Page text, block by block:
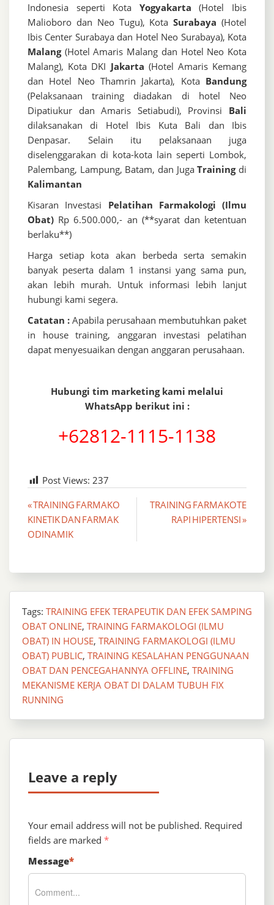
Indonesia seperti Kota Yogyakarta (Hotel Ibis
Malioboro dan Neo Tugu), KotaSurabaya (Hotel
Ibis Center Surabaya dan Hotel Neo Surabaya), Kota
Malang(Hotel Amaris Malang dan Hotel Neo Kota
Malang), Kota DKI Jakarta (Hotel Amaris Kemang
dan Hotel Neo Thamrin Jakarta), Kota Bandung
(Pelaksanaan training diadakan di hotel Neo
Dipatiukur dan Amaris Setiabudi), Provinsi Bali
dilaksanakan di Hotel Ibis Kuta Bali dan Ibis
Denpasar. Selain itu pelaksanaan juga
diselenggarakan di kota-kota lain seperti Lombok,
Palembang, Lampung, Batam, dan JugaTrainingdi
Kalimantan
Kisaran Investasi Pelatihan Farmakologi (Ilmu
Obat) Rp 6.500.000,- an (**syarat dan ketentuan
berlaku**)
Harga setiap kota akan berbeda serta semakin
banyak peserta dalam 1 instansi yang sama pun,
akan lebih murah. Untuk informasi lebih lanjut
hubungi kami segera.
Catatan : Apabila perusahaan membutuhkan paket
in house training, anggaran investasi pelatihan
dapat menyesuaikan dengan anggaran perusahaan.
Hubungi tim marketing kami melalui
WhatsApp berikut ini :
+62812-1115-1138
Post Views: 237
Post
navigation
« TRAINING FARMAKO
KINETIK DAN FARMAK
ODINAMIK
TRAINING FARMAKOTE
RAPI HIPERTENSI »
Tags: TRAINING EFEK TERAPEUTIK DAN EFEK SAMPING
OBAT ONLINE, TRAINING FARMAKOLOGI (ILMU
OBAT) IN HOUSE, TRAINING FARMAKOLOGI (ILMU
OBAT) PUBLIC, TRAINING KESALAHAN PENGGUNAAN
OBAT DAN PENCEGAHANNYA OFFLINE, TRAINING
MEKANISME KERJA OBAT DI DALAM TUBUH FIX
RUNNING
Leave a reply
Your email address will not be published. Required
fields are marked *
Message*